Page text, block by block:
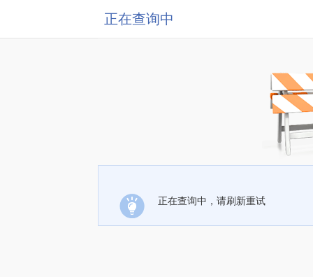
正在查询中
正在查询中，请刷新重试